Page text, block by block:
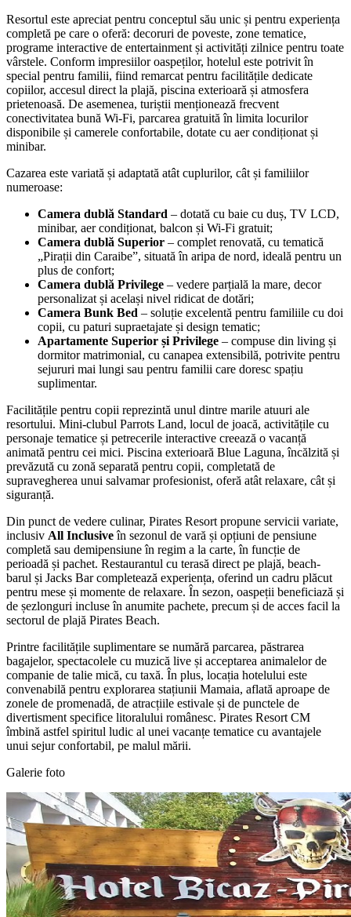
Resortul este apreciat pentru conceptul său unic și pentru experiența
completă pe care o oferă: decoruri de poveste, zone tematice,
programe interactive de entertainment și activități zilnice pentru toate
vârstele. Conform impresiilor oaspeților, hotelul este potrivit în
special pentru familii, fiind remarcat pentru facilitățile dedicate
copiilor, accesul direct la plajă, piscina exterioară și atmosfera
prietenoasă. De asemenea, turiștii menționează frecvent
conectivitatea bună Wi‑Fi, parcarea gratuită în limita locurilor
disponibile și camerele confortabile, dotate cu aer condiționat și
minibar.
Cazarea este variată și adaptată atât cuplurilor, cât și familiilor
numeroase:
Camera dublă Standard – dotată cu baie cu duș, TV LCD,
minibar, aer condiționat, balcon și Wi‑Fi gratuit;
Camera dublă Superior – complet renovată, cu tematică
„Pirații din Caraibe”, situată în aripa de nord, ideală pentru un
plus de confort;
Camera dublă Privilege – vedere parțială la mare, decor
personalizat și același nivel ridicat de dotări;
Camera Bunk Bed – soluție excelentă pentru familiile cu doi
copii, cu paturi supraetajate și design tematic;
Apartamente Superior și Privilege – compuse din living și
dormitor matrimonial, cu canapea extensibilă, potrivite pentru
sejururi mai lungi sau pentru familii care doresc spațiu
suplimentar.
Facilitățile pentru copii reprezintă unul dintre marile atuuri ale
resortului. Mini-clubul Parrots Land, locul de joacă, activitățile cu
personaje tematice și petrecerile interactive creează o vacanță
animată pentru cei mici. Piscina exterioară Blue Laguna, încălzită și
prevăzută cu zonă separată pentru copii, completată de
supravegherea unui salvamar profesionist, oferă atât relaxare, cât și
siguranță.
Din punct de vedere culinar, Pirates Resort propune servicii variate,
inclusiv All Inclusiveîn sezonul de vară și opțiuni de pensiune
completă sau demipensiune în regim a la carte, în funcție de
perioadă și pachet. Restaurantul cu terasă direct pe plajă, beach-
barul și Jacks Bar completează experiența, oferind un cadru plăcut
pentru mese și momente de relaxare. În sezon, oaspeții beneficiază și
de șezlonguri incluse în anumite pachete, precum și de acces facil la
sectorul de plajă Pirates Beach.
Printre facilitățile suplimentare se numără parcarea, păstrarea
bagajelor, spectacolele cu muzică live și acceptarea animalelor de
companie de talie mică, cu taxă. În plus, locația hotelului este
convenabilă pentru explorarea stațiunii Mamaia, aflată aproape de
zonele de promenadă, de atracțiile estivale și de punctele de
divertisment specifice litoralului românesc. Pirates Resort CM
îmbină astfel spiritul ludic al unei vacanțe tematice cu avantajele
unui sejur confortabil, pe malul mării.
Galerie foto